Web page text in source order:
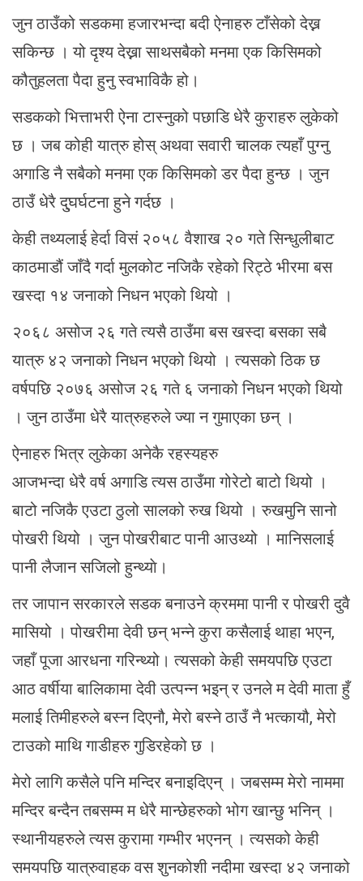
जुन ठाउँको सडकमा हजारभन्दा बदी ऐनाहरु टाँसेको देख्न
सकिन्छ । यो दृश्य देख्ना साथसबैको मनमा एक किसिमको
कौतुहलता पैदा हुनु स्वभाविकै हो।
सडकको भित्ताभरी ऐना टास्नुको पछाडि धेरै कुराहरु लुकेको
छ । जब कोही यात्रु होस् अथवा सवारी चालक त्यहाँ पुग्नु
अगाडि नै सबैको मनमा एक किसिमको डर पैदा हुन्छ । जुन
ठाउँ धेरै दु्घर्घटना हुने गर्दछ ।
केही तथ्यलाई हेर्दा विसं २०५८ वैशाख २० गते सिन्धुलीबाट
काठमाडौं जाँदै गर्दा मुलकोट नजिकै रहेको रिट्ठे भीरमा बस
खस्दा १४ जनाको निधन भएको थियो ।
२०६८ असोज २६ गते त्यसै ठाउँमा बस खस्दा बसका सबै
यात्रु ४२ जनाको निधन भएको थियो । त्यसको ठिक छ
वर्षपछि २०७६ असोज २६ गते ६ जनाको निधन भएको थियो
। जुन ठाउँमा धेरै यात्रुहरुले ज्या न गुमाएका छन् ।
ऐनाहरु भित्र लुकेका अनेकै रहस्यहरु
आजभन्दा धेरै वर्ष अगाडि त्यस ठाउँमा गोरेटो बाटो थियो ।
बाटो नजिकै एउटा ठुलो सालको रुख थियो । रुखमुनि सानो
पोखरी थियो । जुन पोखरीबाट पानी आउथ्यो । मानिसलाई
पानी लैजान सजिलो हुन्थ्याे।
तर जापान सरकारले सडक बनाउने क्रममा पानी र पोखरी दुवै
मासियो । पोखरीमा देवी छन् भन्ने कुरा कसैलाई थाहा भएन,
जहाँ पूजा आरधना गरिन्थ्यो। त्यसको केही समयपछि एउटा
आठ वर्षीया बालिकामा देवी उत्पन्न भइन् र उनले म देवी माता हुँ
मलाई तिमीहरुले बस्न दिएनौ, मेरो बस्ने ठाउँ नै भत्कायौ, मेरो
टाउको माथि गाडीहरु गुडिरहेको छ ।
मेरो लागि कसैले पनि मन्दिर बनाइदिएन् । जबसम्म मेरो नाममा
मन्दिर बन्दैन तबसम्म म धेरै मान्छेहरुको भोग खान्छु भनिन् ।
स्थानीयहरुले त्यस कुरामा गम्भीर भएनन् । त्यसको केही
समयपछि यात्रुवाहक वस शुनकोशी नदीमा खस्दा ४२ जनाको